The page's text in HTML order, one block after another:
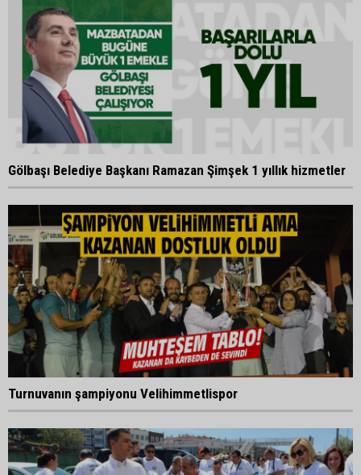
Gölbaşı Belediye Başkanı Ramazan Şimşek 1 yıllık hizmetler
Turnuvanın şampiyonu Velihimmetlispor